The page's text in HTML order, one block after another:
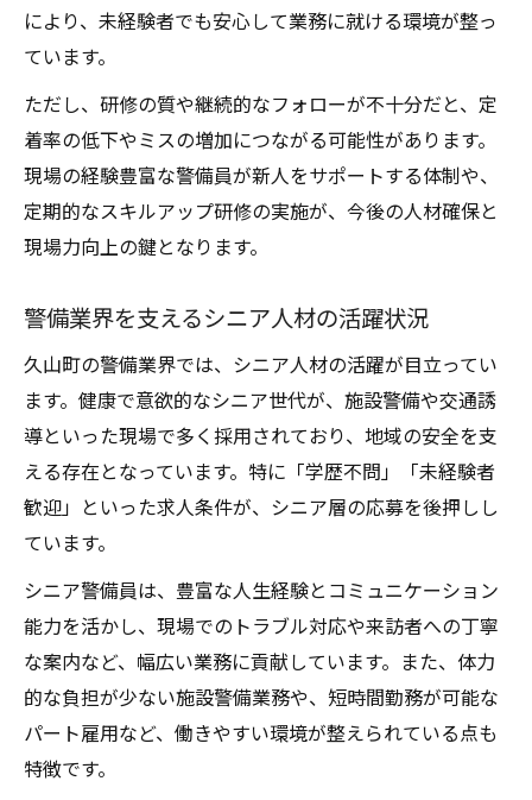
により、未経験者でも安心して業務に就ける環境が整っ
ています。
ただし、研修の質や継続的なフォローが不十分だと、定
着率の低下やミスの増加につながる可能性があります。
現場の経験豊富な警備員が新人をサポートする体制や、
定期的なスキルアップ研修の実施が、今後の人材確保と
現場力向上の鍵となります。
警備業界を支えるシニア人材の活躍状況
久山町の警備業界では、シニア人材の活躍が目立ってい
ます。健康で意欲的なシニア世代が、施設警備や交通誘
導といった現場で多く採用されており、地域の安全を支
える存在となっています。特に「学歴不問」「未経験者
歓迎」といった求人条件が、シニア層の応募を後押しし
ています。
シニア警備員は、豊富な人生経験とコミュニケーション
能力を活かし、現場でのトラブル対応や来訪者への丁寧
な案内など、幅広い業務に貢献しています。また、体力
的な負担が少ない施設警備業務や、短時間勤務が可能な
パート雇用など、働きやすい環境が整えられている点も
特徴です。